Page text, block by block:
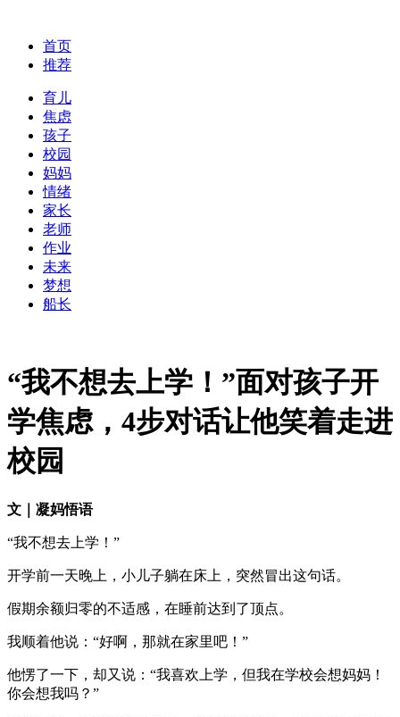
首页
推荐
育儿
焦虑
孩子
校园
妈妈
情绪
家长
老师
作业
未来
梦想
船长
“我不想去上学！”面对孩子开
学焦虑，4步对话让他笑着走进
校园
文｜凝妈悟语
“我不想去上学！”
开学前一天晚上，小儿子躺在床上，突然冒出这句话。
假期余额归零的不适感，在睡前达到了顶点。
我顺着他说：“好啊，那就在家里吧！”
他愣了一下，却又说：“我喜欢上学，但我在学校会想妈妈！
你会想我吗？”